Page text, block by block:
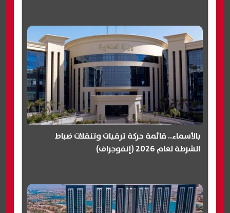
بالأسماء.. قائمة حركة ترقيات وتنقلات ضباط
الشرطة لعام 2026 (إنفوجراف)